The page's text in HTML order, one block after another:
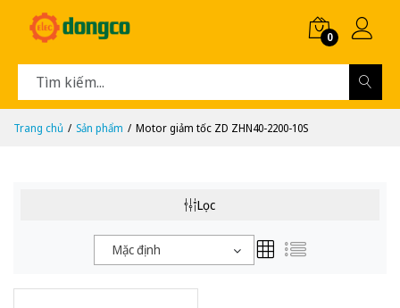
0
Trang chủ Sản phẩm Motor giảm tốc ZD ZHN40-2200-10S
Lọc
Mặc định